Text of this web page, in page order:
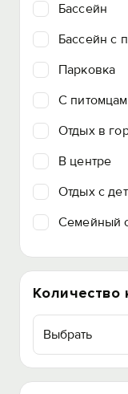
Бассейн
Бассейн с
Парковка
C
Отдых в
В центре
Отдых с
Семейный
Количество
Выбрать